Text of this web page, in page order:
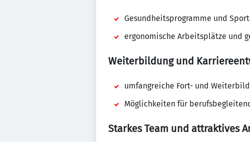
Gesundheitsprogramme und
ergonomische Arbeitsplätze und
Weiterbildung und
umfangreiche Fort- und
Möglichkeiten für
Starkes Team und attraktives